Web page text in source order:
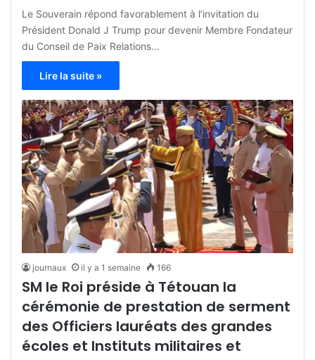
Le Souverain répond favorablement à l’invitation du
Président Donald J Trump pour devenir Membre Fondateur
du Conseil de Paix Relations…
Lire la suite »
journaux il y a 1 semaine 166
SM le Roi préside à Tétouan la
cérémonie de prestation de serment
des Officiers lauréats des grandes
écoles et Instituts militaires et